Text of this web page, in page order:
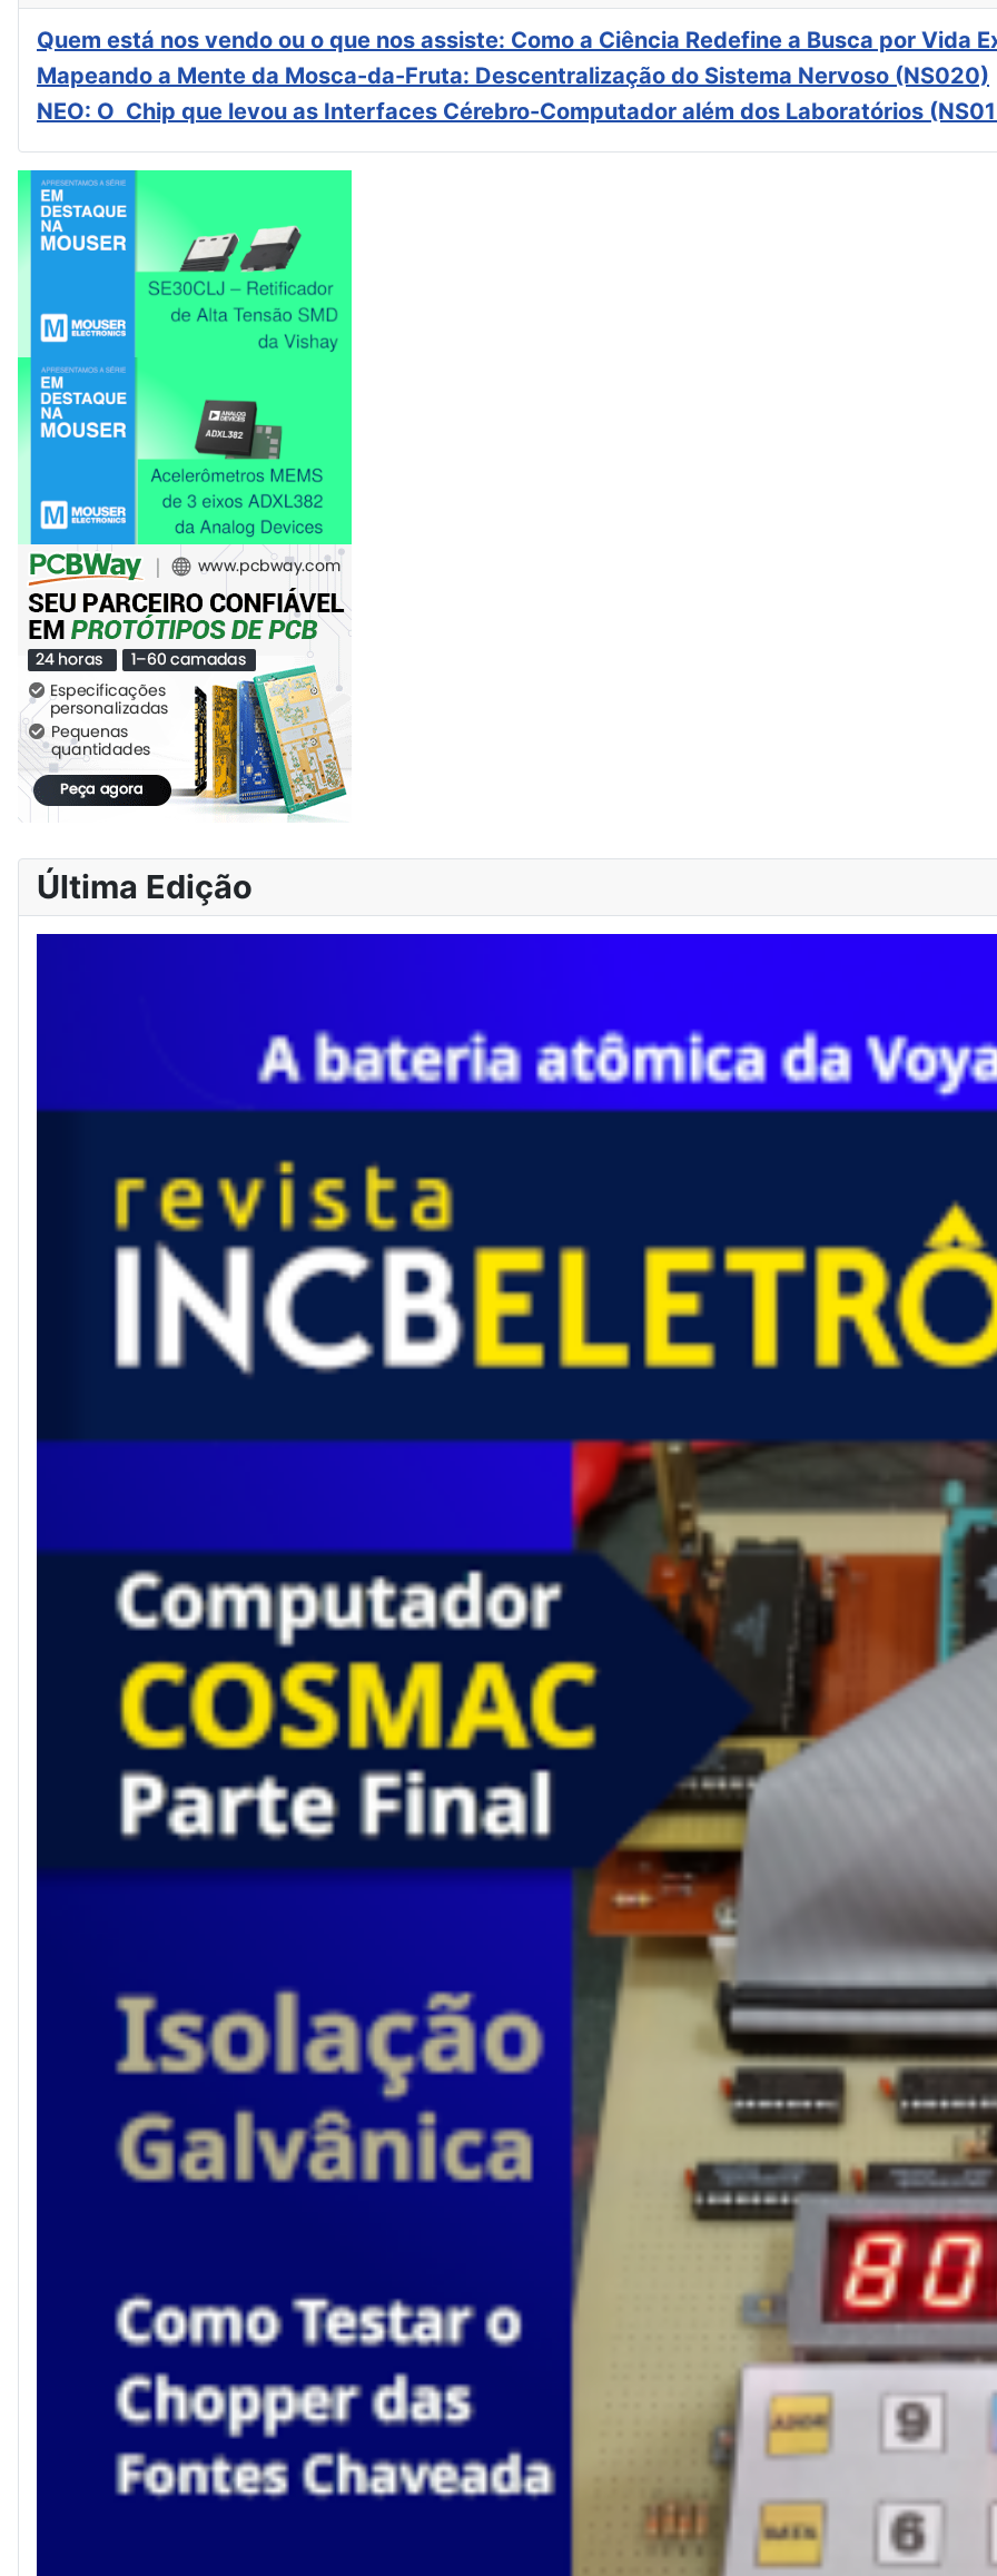
Quem está nos vendo ou o que nos assiste: Como a Ciência Redefine a Busca por Vida
Mapeando a Mente da Mosca-da-Fruta: Descentralização do Sistema Nervoso (NS020)
NEO: O Chip que levou as Interfaces Cérebro-Computador além dos Laboratórios
Última Edição